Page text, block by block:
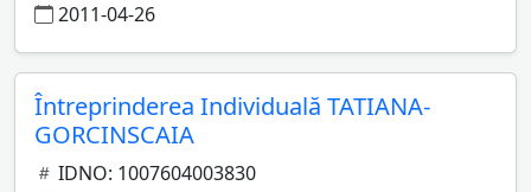
2011-04-26
Întreprinderea Individuală TATIANA-
GORCINSCAIA
IDNO: 1007604003830